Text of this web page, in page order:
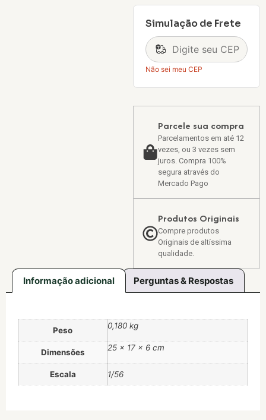
Simulação de Frete
Não sei meu CEP
Parcele sua compra
Parcelamentos em até 12
vezes, ou 3 vezes sem
juros. Compra 100%
segura através do
Mercado Pago
Produtos Originais
Compre produtos
Originais de altíssima
qualidade.
Informação adicional Perguntas & Respostas
Peso 0,180 kg
Dimensões 25 × 17 × 6 cm
Escala 1/56